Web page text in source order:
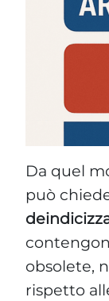
Da quel
può
obsolete,
rispetto